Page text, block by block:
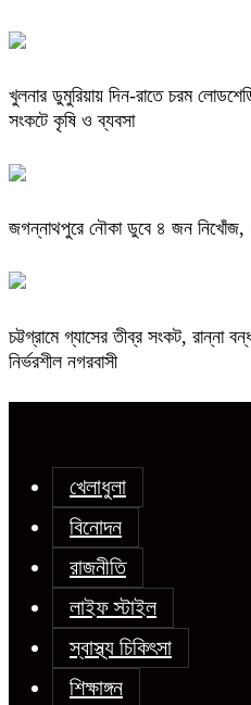
খুলনার ডুমুরিয়ায় দিন-রাতে চরম
সংকটে কৃষি ও ব্যবসা
জগন্নাথপুরে নৌকা ডুবে ৪ জন নিখোঁজ,
চট্টগ্রামে গ্যাসের তীব্র সংকট, রান্না
নির্ভরশীল নগরবাসী
খেলাধুলা
বিনোদন
রাজনীতি
লাইফ স্টাইল
স্বাস্থ্য চিকিৎসা
শিক্ষাঙ্গন